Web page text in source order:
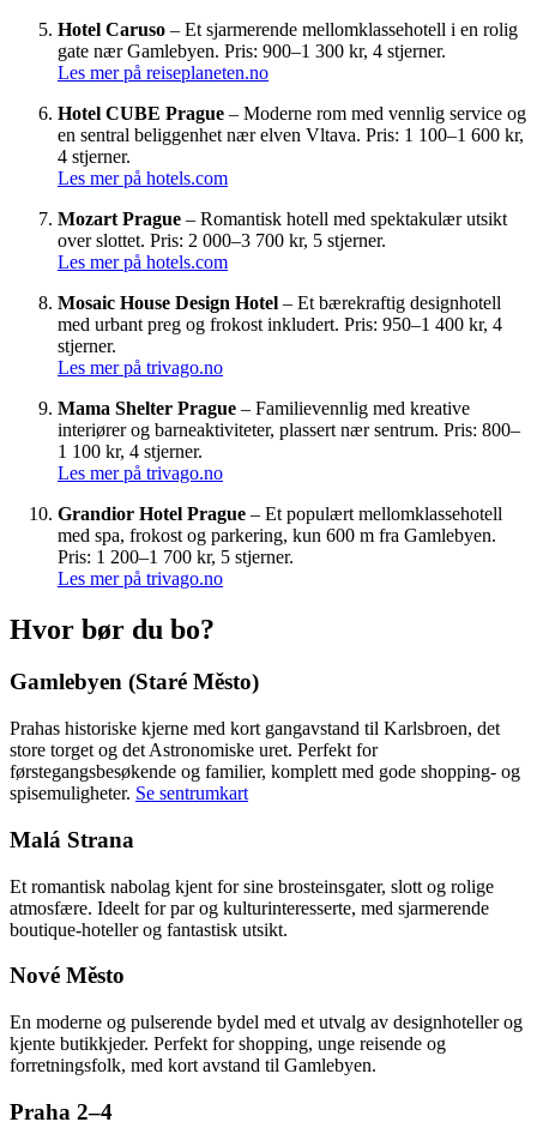
Hotel Caruso – Et sjarmerende mellomklassehotell i en rolig
gate nær Gamlebyen. Pris: 900–1 300 kr, 4 stjerner.
Les mer på reiseplaneten.no
Hotel CUBE Prague – Moderne rom med vennlig service og
en sentral beliggenhet nær elven Vltava. Pris: 1 100–1 600 kr,
4 stjerner.
Les mer på hotels.com
Mozart Prague – Romantisk hotell med spektakulær utsikt
over slottet. Pris: 2 000–3 700 kr, 5 stjerner.
Les mer på hotels.com
Mosaic House Design Hotel – Et bærekraftig designhotell
med urbant preg og frokost inkludert. Pris: 950–1 400 kr, 4
stjerner.
Les mer på trivago.no
Mama Shelter Prague – Familievennlig med kreative
interiører og barneaktiviteter, plassert nær sentrum. Pris: 800–
1 100 kr, 4 stjerner.
Les mer på trivago.no
Grandior Hotel Prague – Et populært mellomklassehotell
med spa, frokost og parkering, kun 600 m fra Gamlebyen.
Pris: 1 200–1 700 kr, 5 stjerner.
Les mer på trivago.no
Hvor bør du bo?
Gamlebyen (Staré Město)
Prahas historiske kjerne med kort gangavstand til Karlsbroen, det
store torget og det Astronomiske uret. Perfekt for
førstegangsbesøkende og familier, komplett med gode shopping- og
spisemuligheter. Se sentrumkart
Malá Strana
Et romantisk nabolag kjent for sine brosteinsgater, slott og rolige
atmosfære. Ideelt for par og kulturinteresserte, med sjarmerende
boutique-hoteller og fantastisk utsikt.
Nové Město
En moderne og pulserende bydel med et utvalg av designhoteller og
kjente butikkjeder. Perfekt for shopping, unge reisende og
forretningsfolk, med kort avstand til Gamlebyen.
Praha 2–4